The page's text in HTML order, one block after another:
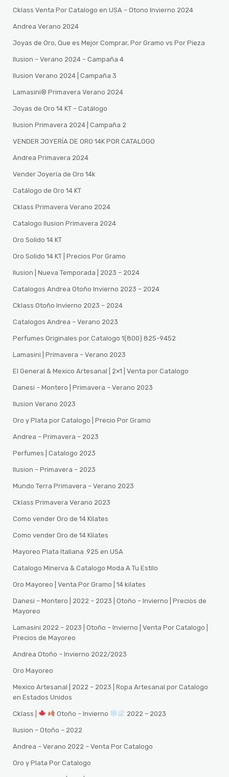
Cklass Venta Por Catalogo en USA – Otono Invierno 2024
Andrea Verano 2024
Joyas de Oro, Que es Mejor Comprar, Por Gramo vs Por Pieza
Ilusion – Verano 2024 – Campaña 4
Ilusion Verano 2024 | Campaña 3
Lamasini®️ Primavera Verano 2024
Joyas de Oro 14 KT – Catálogo
Ilusion Primavera 2024 | Campaña 2
VENDER JOYERÍA DE ORO 14K POR CATALOGO
Andrea Primavera 2024
Vender Joyería de Oro 14k
Catálogo de Oro 14 KT
Cklass Primavera Verano 2024
Catalogo Ilusion Primavera 2024
Oro Solido 14 KT
Oro Solido 14 KT | Precios Por Gramo
Ilusion | Nueva Temporada | 2023 – 2024
Catalogos Andrea Otoño Invierno 2023 – 2024
Cklass Otoño Invierno 2023 – 2024
Catalogos Andrea – Verano 2023
Perfumes Originales por Catalogo 1(800) 825-9452
Lamasini | Primavera – Verano 2023
El General & Mexico Artesanal | 2×1 | Venta por Catalogo
Danesi – Montero | Primavera – Verano 2023
Ilusion Verano 2023
Oro y Plata por Catalogo | Precio Por Gramo
Andrea – Primavera – 2023
Perfumes | Catalogo 2023
Ilusion – Primavera – 2023
Mundo Terra Primavera – Verano 2023
Cklass Primavera Verano 2023
Como vender Oro de 14 Kilates
Como vender Oro de 14 Kilates
Mayoreo Plata Italiana .925 en USA
Catalogo Minerva & Catalogo Moda A Tu Estilo
Oro Mayoreo | Venta Por Gramo | 14 kilates
Danesi – Montero | 2022 – 2023 | Otoño – Invierno | Precios de
Mayoreo
Lamasini 2022 – 2023 | Otoño – Invierno | Venta Por Catalogo |
Precios de Mayoreo
Andrea Otoño – Invierno 2022/2023
Oro Mayoreo
Mexico Artesanal | 2022 – 2023 | Ropa Artesanal por Catalogo
en Estados Unidos
Cklass | Otoño – Invierno 2022 – 2023
Ilusion – Otoño – 2022
Andrea – Verano 2022 – Venta Por Catalogo
Oro y Plata Por Catalogo